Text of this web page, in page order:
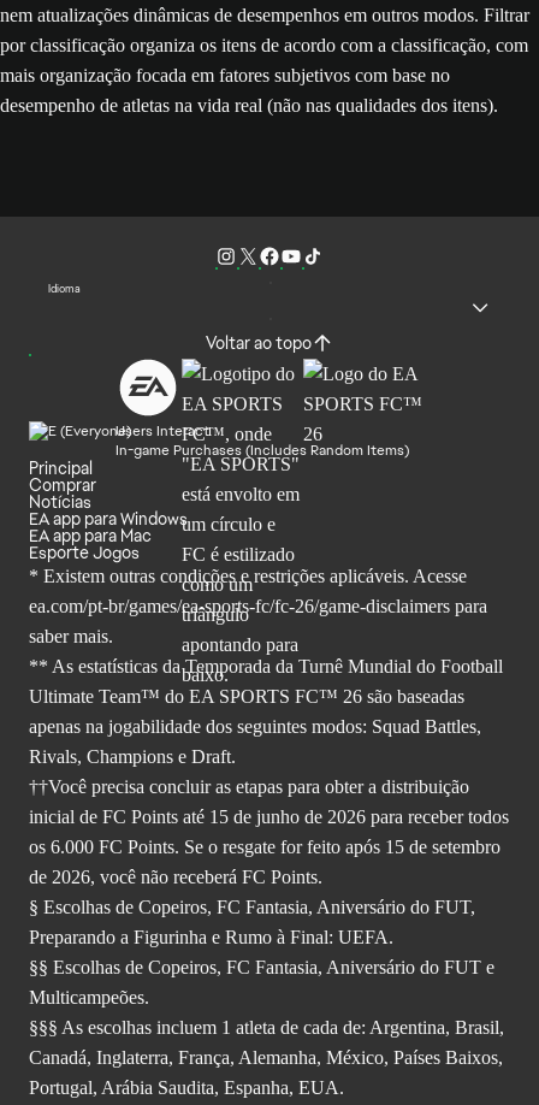
nem atualizações dinâmicas de desempenhos em outros modos. Filtrar
por classificação organiza os itens de acordo com a classificação, com
mais organização focada em fatores subjetivos com base no
desempenho de atletas na vida real (não nas qualidades dos itens).
Idioma
Voltar ao topo
Users Interact
In-game Purchases (Includes Random Items)
Principal
Comprar
Notícias
EA app para Windows
EA app para Mac
Esporte Jogos
* Existem outras condições e restrições aplicáveis. Acesse
ea.com/pt-br/games/ea-sports-fc/fc-26/game-disclaimers para
saber mais.
** As estatísticas da Temporada da Turnê Mundial do Football
Ultimate Team™ do EA SPORTS FC™ 26 são baseadas
apenas na jogabilidade dos seguintes modos: Squad Battles,
Rivals, Champions e Draft.
††Você precisa concluir as etapas para obter a distribuição
inicial de FC Points até 15 de junho de 2026 para receber todos
os 6.000 FC Points. Se o resgate for feito após 15 de setembro
de 2026, você não receberá FC Points.
§ Escolhas de Copeiros, FC Fantasia, Aniversário do FUT,
Preparando a Figurinha e Rumo à Final: UEFA.
§§ Escolhas de Copeiros, FC Fantasia, Aniversário do FUT e
Multicampeões.
§§§ As escolhas incluem 1 atleta de cada de: Argentina, Brasil,
Canadá, Inglaterra, França, Alemanha, México, Países Baixos,
Portugal, Arábia Saudita, Espanha, EUA.